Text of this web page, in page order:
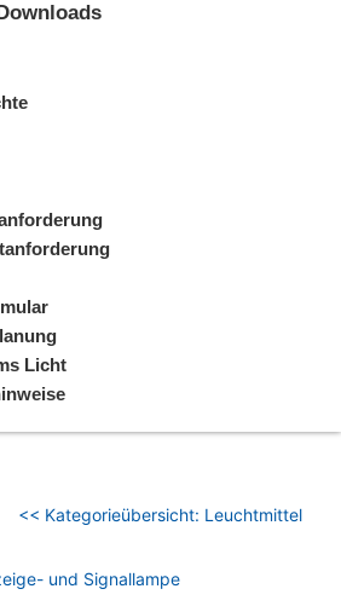
Licht
<< Kategorieübersicht: Leuchtmittel
und Signallampe